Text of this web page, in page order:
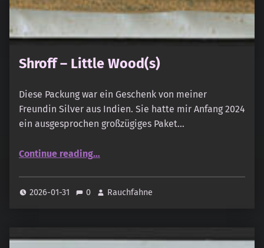
Shroff – Little Wood(s)
Diese Packung war ein Geschenk von meiner
Freundin Silver aus Indien. Sie hatte mir Anfang 2024
ein ausgesprochen großzügiges Paket…
Continue reading…
2026-01-31 0 Rauchfahne